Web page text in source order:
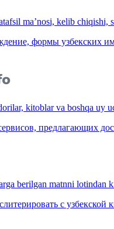
ma’nosi, kelib
формы узбекских
kitoblar va boshqa uy
предлагающих
berilgan matnni lotindan
с узбекской